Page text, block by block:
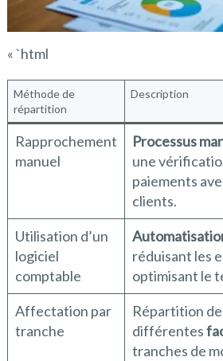
« `html
Méthode de
répartition
Description
Rapprochement
manuel
Processus
une
paiements
clients.
Utilisation d’un
logiciel
comptable
réduisant les
optimisant le
Affectation par
tranche
Répartition
différentes
tranches de